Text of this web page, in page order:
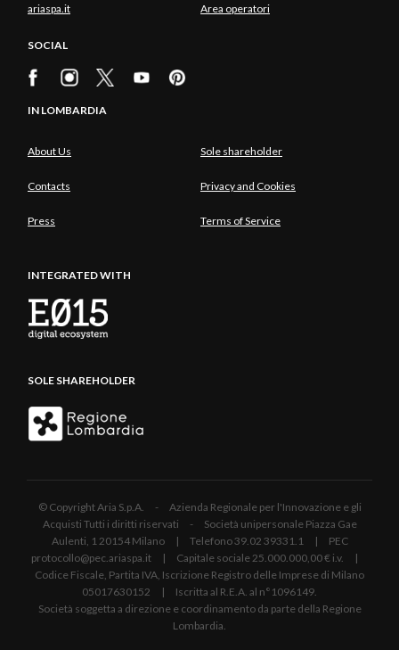
ariaspa.it Area operatori
SOCIAL
IN LOMBARDIA
About Us Sole shareholder
Contacts Privacy and Cookies
Press Terms of Service
INTEGRATED WITH
SOLE SHAREHOLDER
© Copyright Aria S.p.A. - Azienda Regionale per l'Innovazione e gli
Acquisti Tutti i diritti riservati - Società unipersonale Piazza Gae
Aulenti, 1 20154 Milano | Telefono 39.02 39331.1 | PEC
protocollo@pec.ariaspa.it | Capitale sociale 25.000.000,00 € i.v. |
Codice Fiscale, Partita IVA, Iscrizione Registro delle Imprese di Milano
05017630152 | Iscritta al R.E.A. al n°1096149.
Società soggetta a direzione e coordinamento da parte della Regione
Lombardia.